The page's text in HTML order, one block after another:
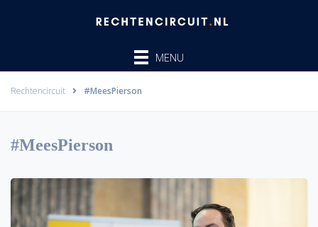
MENU
Rechtencircuit #MeesPierson
#MeesPierson